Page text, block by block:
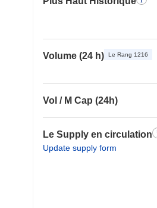
Volume (24 h) Le Rang 1216
Vol / M Cap (24h)
Le Supply en circulation
Update supply form